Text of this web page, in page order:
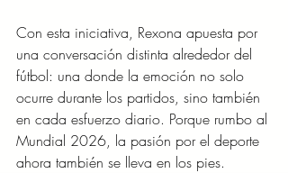
Con esta iniciativa, Rexona apuesta por
una conversación distinta alrededor del
fútbol: una donde la emoción no solo
ocurre durante los partidos, sino también
en cada esfuerzo diario. Porque rumbo al
Mundial 2026, la pasión por el deporte
ahora también se lleva en los pies.